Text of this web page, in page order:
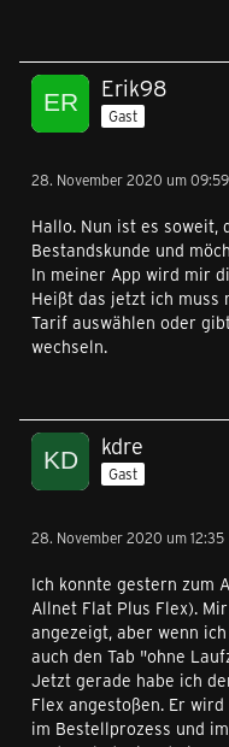
Erik98
Gast
28. November 2020 um 09:59
Hallo. Nun ist es soweit,
Bestandskunde und
In meiner App wird mir
Heißt das jetzt ich muss
Tarif auswählen oder
wechseln.
kdre
Gast
28. November 2020 um 12:35
Ich konnte gestern zum
Allnet Flat Plus Flex).
angezeigt, aber wenn
auch den Tab "ohne
Jetzt gerade habe ich
Flex angestoßen. Er
im Bestellprozess und